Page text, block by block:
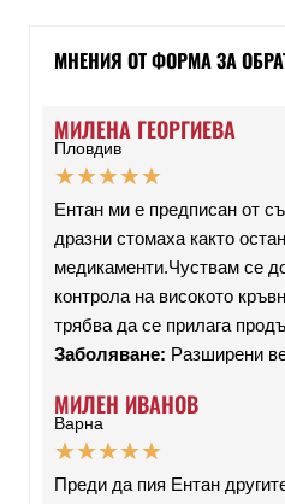
МНЕНИЯ ОТ ФОРМА ЗА
МИЛЕНА ГЕОРГИЕВА
Пловдив
★★★★★
Ентан ми е предписан от
дразни стомаха както
медикаменти.Чуствам се
контрола на високото
трябва да се прилага
Заболяване: Разширени
МИЛЕН ИВАНОВ
Варна
★★★★★
Преди да пия Ентан